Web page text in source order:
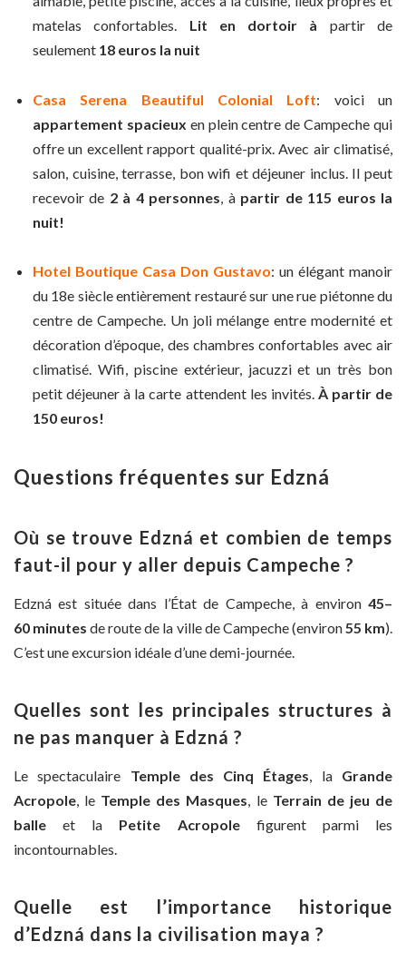
matelas confortables. Lit en dortoir à partir de
seulement 18 euros la nuit
Casa Serena Beautiful Colonial Loft: voici un
appartement spacieux en plein centre de Campeche qui
offre un excellent rapport qualité-prix. Avec air climatisé,
salon, cuisine, terrasse, bon wifi et déjeuner inclus. Il peut
recevoir de 2 à 4 personnes , àpartir de 115 euros la
nuit!
Hotel Boutique Casa Don Gustavo: un élégant manoir
du 18e siècle entièrement restauré sur une rue piétonne du
centre de Campeche. Un joli mélange entre modernité et
décoration d’époque, des chambres confortables avec air
climatisé. Wifi, piscine extérieur, jacuzzi et un très bon
petit déjeuner à la carte attendent les invités. À partir de
150 euros!
Questions fréquentes sur Edzná
Où se trouve Edzná et combien de temps
faut-il pour y aller depuis Campeche ?
Edzná est située dans l’État de Campeche, à environ 45–
60 minutes de route de la ville de Campeche (environ55 km).
C’est une excursion idéale d’une demi-journée.
Quelles sont les principales structures à
ne pas manquer à Edzná ?
Le spectaculaire Temple des Cinq Étages, la Grande
Acropole, le Temple des Masques, le Terrain de jeu de
balle et la Petite Acropolefigurent parmi les
incontournables.
Quelle est l’importance historique
d’Edzná dans la civilisation maya ?